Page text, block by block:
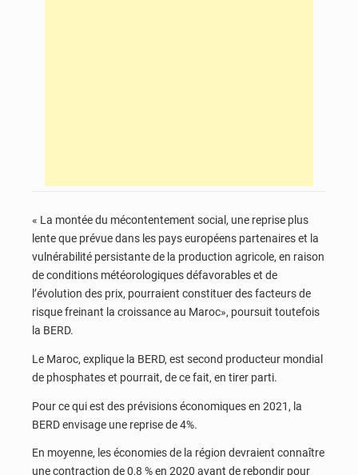
« La montée du mécontentement social, une reprise plus
lente que prévue dans les pays européens partenaires et la
vulnérabilité persistante de la production agricole, en raison
de conditions météorologiques défavorables et de
l’évolution des prix, pourraient constituer des facteurs de
risque freinant la croissance au Maroc», poursuit toutefois
la BERD.
Le Maroc, explique la BERD, est second producteur mondial
de phosphates et pourrait, de ce fait, en tirer parti.
Pour ce qui est des prévisions économiques en 2021, la
BERD envisage une reprise de 4%.
En moyenne, les économies de la région devraient connaître
une contraction de 0,8 % en 2020 avant de rebondir pour